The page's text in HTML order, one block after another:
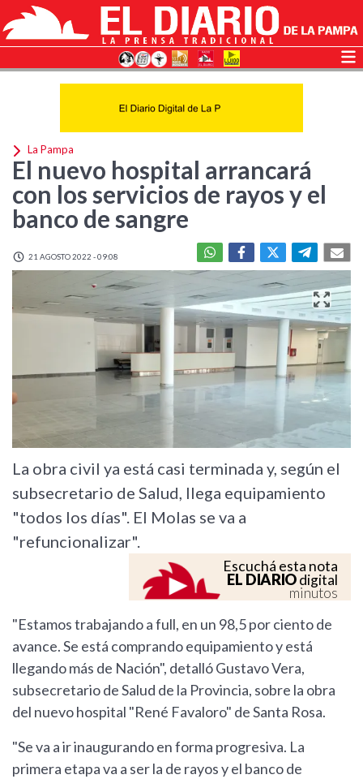
La Pampa
El nuevo hospital arrancará
con los servicios de rayos y el
banco de sangre
21 AGOSTO 2022 - 09:08
La obra civil ya está casi terminada y, según el
subsecretario de Salud, llega equipamiento
"todos los días". El Molas se va a
"refuncionalizar".
Escuchá esta nota
EL DIARIOdigital
minutos
"Estamos trabajando a full, en un 98,5 por ciento de
avance. Se está comprando equipamiento y está
llegando más de Nación", detalló Gustavo Vera,
subsecretario de Salud de la Provincia, sobre la obra
del nuevo hospital "René Favaloro" de Santa Rosa.
"Se va a ir inaugurando en forma progresiva. La
primera etapa va a ser la de rayos y el banco de